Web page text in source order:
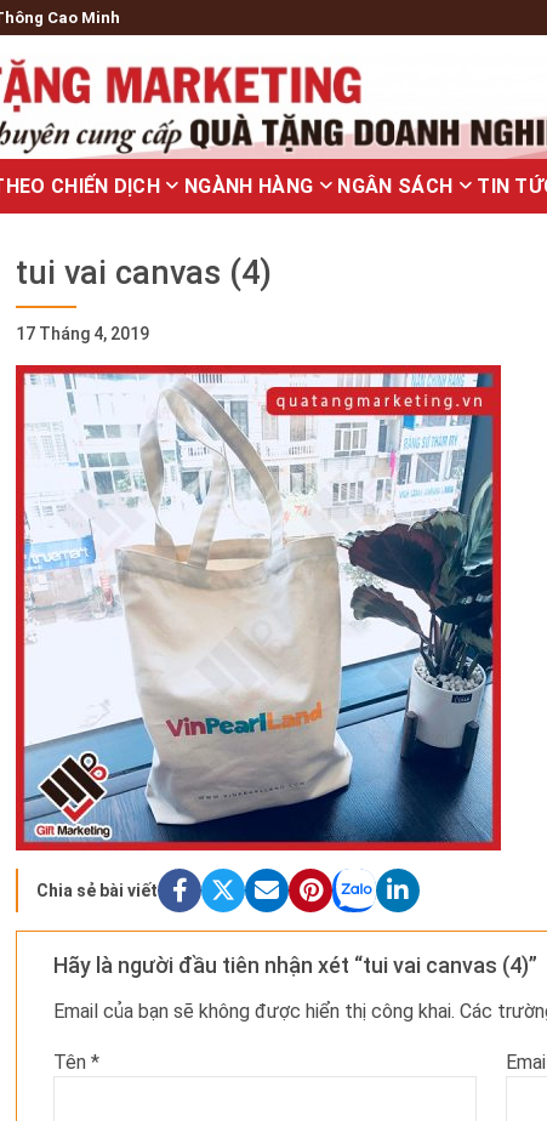
Cao Minh
CHIẾN DỊCH NGÀNH HÀNG NGÂN SÁCH TIN
tui vai canvas (4)
17 Tháng 4, 2019
Chia sẻ bài viết
Hãy là người đầu tiên nhận xét “tui vai canvas (4)”
Email của bạn sẽ không được hiển thị công khai. Các
Tên *